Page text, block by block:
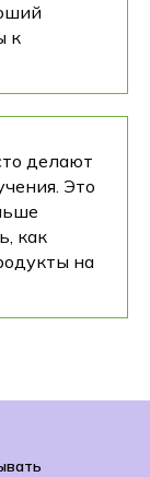
к
делают
Это
как
на